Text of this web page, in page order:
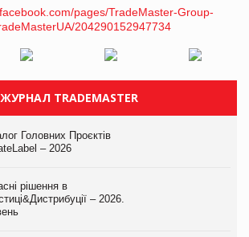
ЖУРНАЛ TRADEMASTER
Головних Проєктів
– 2026
рішення в
– 2026.